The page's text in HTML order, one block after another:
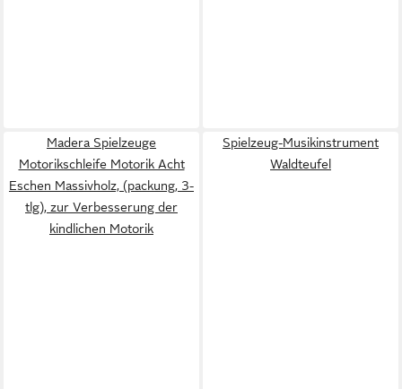
Madera Spielzeuge
Motorikschleife Motorik Acht
Eschen Massivholz, (packung, 3-
tlg), zur Verbesserung der
kindlichen Motorik
Spielzeug-Musikinstrument
Waldteufel